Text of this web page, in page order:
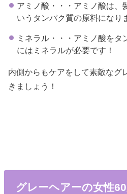
アミノ酸・・・アミノ酸は、
いうタンパク質の原料になり
ミネラル・・・アミノ酸をタ
にはミネラルが必要です！
内側からもケアをして素敵なグ
きましょう！
グレーヘアーの女性